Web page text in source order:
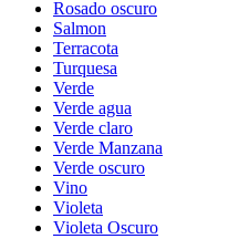
Rosado oscuro
Salmon
Terracota
Turquesa
Verde
Verde agua
Verde claro
Verde Manzana
Verde oscuro
Vino
Violeta
Violeta Oscuro